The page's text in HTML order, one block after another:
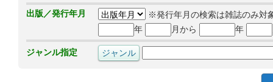
出版／発行年月
※発行年月の検索は雑誌のみ対
年
月から 年
ジャンル指定